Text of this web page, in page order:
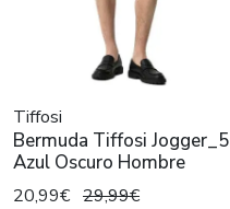
Tiffosi
Bermuda Tiffosi Jogger_5
Azul Oscuro Hombre
20,99€ 29,99€